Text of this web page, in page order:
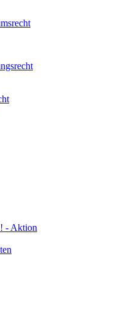
- Aktion